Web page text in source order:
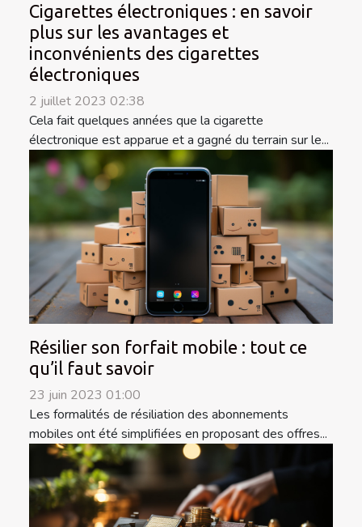
Cigarettes électroniques : en savoir
plus sur les avantages et
inconvénients des cigarettes
électroniques
2 juillet 2023 02:38
Cela fait quelques années que la cigarette
électronique est apparue et a gagné du terrain sur le...
Résilier son forfait mobile : tout ce
qu’il faut savoir
23 juin 2023 01:00
Les formalités de résiliation des abonnements
mobiles ont été simplifiées en proposant des offres...